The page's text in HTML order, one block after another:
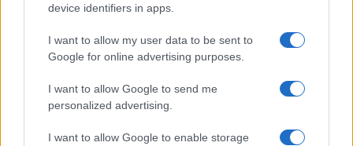
device identifiers in apps.
I want to allow my user data to be sent to
Google for online advertising purposes.
I want to allow Google to send me
personalized advertising.
I want to allow Google to enable storage
Vuoi rimanere sempre aggiornato?
Iscriviti alla newsletter di Gallura Oggi e ricevi le nostre
email periodiche contenenti le ultime notizie pubblicate
sul sito web!